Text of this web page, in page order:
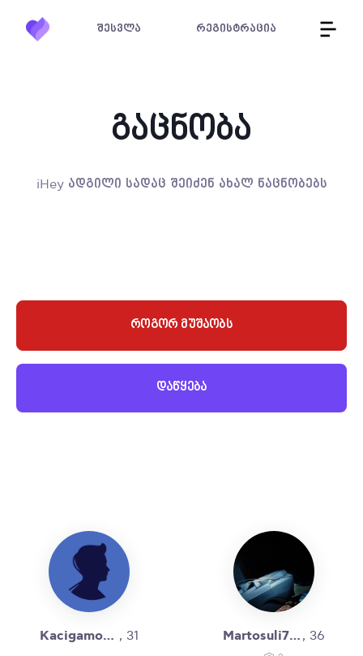
შესვლა რეგისტრაცია
გაცნობა
iHey ადგილი სადაც შეიძენ ახალ ნაცნობებს
როგორ მუშაობს
დაწყება
Kacigamodzaxebit , 31 Martosuli777 , 36